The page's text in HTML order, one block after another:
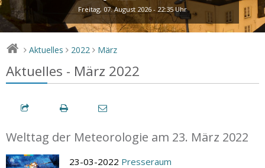
Freitag, 07. August 2026 - 22:35 Uhr
> Aktuelles > 2022 > März
Aktuelles - März 2022
Welttag der Meteorologie am 23. März 2022
23-03-2022 Presseraum